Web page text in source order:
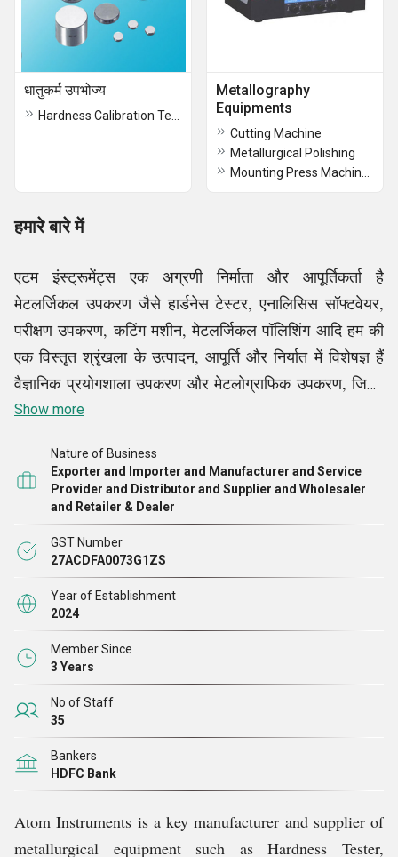
धातुकर्म उपभोज्य
Metallography
Equipments
Cutting Machine
Metallurgical Polishing
हमारे बारे में
एटम इंस्ट्रूमेंट्स एक अग्रणी निर्माता और आपूर्तिकर्ता है
मेटलर्जिकल उपकरण जैसे हार्डनेस टेस्टर, एनालिसिस सॉफ्टवेयर,
परीक्षण उपकरण, कटिंग मशीन, मेटलर्जिकल पॉलिशिंग आदि हम की
एक विस्तृत श्रृंखला के उत्पादन, आपूर्ति और निर्यात में विशेषज्ञ हैं
वैज्ञानिक प्रयोगशाला उपकरण और मेटलोग्राफिक उपकरण, जिनमें
शामिल हैं धातुकर्म प्रयोगशाला उपकरण, नमक स्प्रे कक्ष, सूक्ष्म
यूनिवर्सल परीक्षण मशीन (UTM), प्रोफ़ाइल प्रोजेक्टर, सामग्री
परीक्षण उपकरण, वेल्ड पेनेट्रेशन सिस्टम, ऑटोमैटिक पॉलिशिंग
मशीन, केमिकल परीक्षण उपकरण, गैर-विनाशकारी परीक्षण (NDT
उपकरण, और बहुत कुछ।
Show more
Nature of Business
Exporter and Importer and Manufacturer and Service
Provider and Distributor and Supplier and Wholesaler
and Retailer & Dealer
GST Number
27ACDFA0073G1ZS
Year of Establishment
2024
Member Since
3 Years
No of Staff
35
Bankers
HDFC Bank
Atom Instruments is a key manufacturer and supplier of
metallurgical equipment such as Hardness Tester,